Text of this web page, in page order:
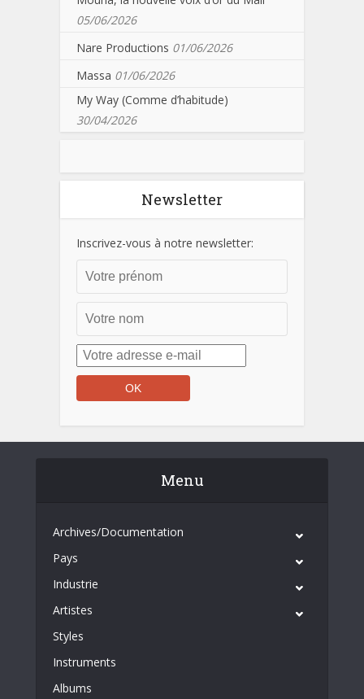
05/06/2026
Nare Productions 01/06/2026
Massa 01/06/2026
My Way (Comme d’habitude)
30/04/2026
Newsletter
Inscrivez-vous à notre newsletter:
Menu
Archives/Documentation
Pays
Industrie
Artistes
Styles
Instruments
Albums